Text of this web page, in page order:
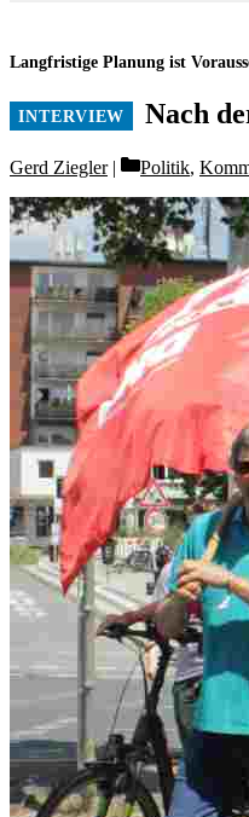
Langfristige Planung ist
Nach
Gerd Ziegler Categories
Politik,